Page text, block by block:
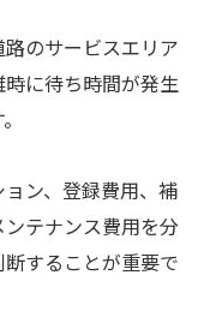
のサービスエリア
に待ち時間が発生
ン、登録費用、補
テナンス費用を分
することが重要で